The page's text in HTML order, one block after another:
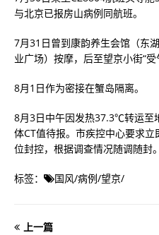
与北京已报房山病例同航班。
7月31日曾到康韵养生会馆（东
业广场）按摩，后至望京小街“受
8月1日作为密接在蟹岛隔离。
8月3日中午因发热37.3℃转运至
体CT值待报。市疾控中心要求
位封控，根据调查情况随调随封。
标签： 国风/病例/望京/
上一篇